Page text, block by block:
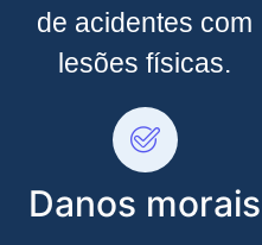
de acidentes com
lesões físicas.
Danos morais